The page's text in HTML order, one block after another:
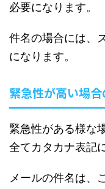
必要になります。
件名の場合には
になります。
緊急性が高い場
緊急性がある様な
全てカタカナ表記
メールの件名は、